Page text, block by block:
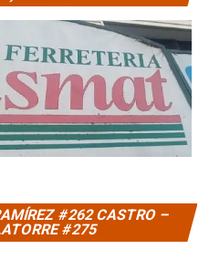
#262 CASTRO –
#275